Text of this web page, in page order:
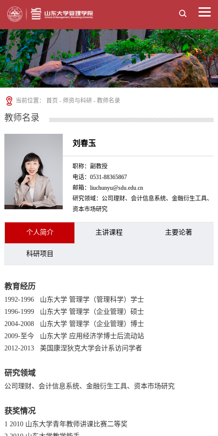
当前位置： 首页 - 师资与科研 -教师名录
教师名录
刘春玉
职称：副教授
电话：0531-88365867
邮箱：liuchunyu@sdu.edu.cn
研究领域：公司理财、会计信息系统、金融衍生工具、
资本市场研究
个人简介 主讲课程 主要论著
科研项目
教育经历
1992-1996 山东大学 管理学（管理科学）学士
1996-1999 山东大学 管理学（企业管理）硕士
2004-2008 山东大学 管理学（企业管理）博士
2009-至今 山东大学 应用经济学博士后流动站
2012-2013 美国康涅狄克大学会计系访问学者
研究领域
公司理财、会计信息系统、金融衍生工具、资本市场研究
获奖情况
1 2010 山东大学青年教师讲课比赛二等奖